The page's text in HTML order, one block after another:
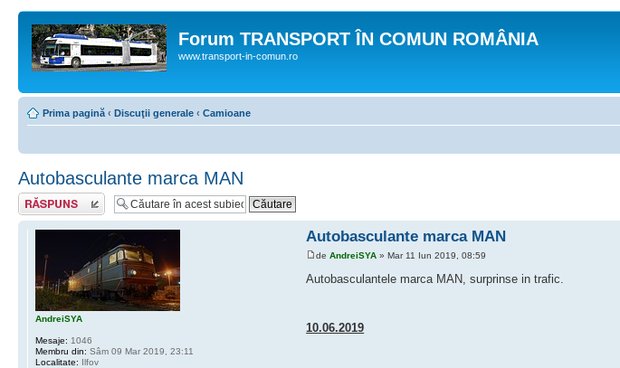
Forum TRANSPORT ÎN COMUN ROMÂNIA
www.transport-in-comun.ro
Prima pagină ‹ Discuţii generale ‹ Camioane
Autobasculante marca MAN
Răspunde
Autobasculante marca MAN
deAndreiSYA » Mar 11 Iun 2019, 08:59
Autobasculantele marca MAN, surprinse in trafic.
10.06.2019
AndreiSYA
Mesaje: 1046
Membru din: Sâm 09 Mar 2019, 23:11
Localitate: Ilfov